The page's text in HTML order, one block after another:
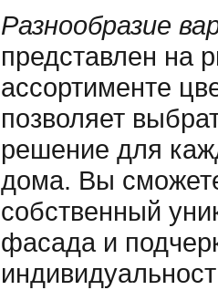
Разнообразие
представлен на
ассортименте
позволяет
решение для
дома. Вы
собственный
фасада и